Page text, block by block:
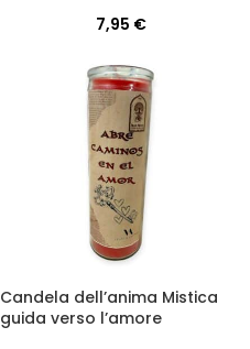
7,95 €
Candela dell’anima Mistica
guida verso l’amore